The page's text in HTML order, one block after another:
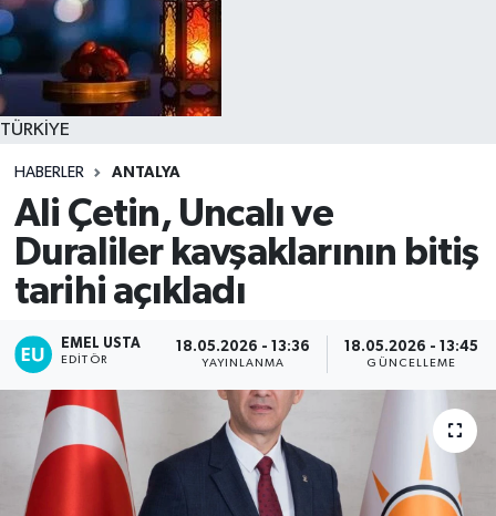
TÜRKİYE
HABERLER ANTALYA
Ali Çetin, Uncalı ve
Duraliler kavşaklarının bitiş
tarihi açıkladı
EMEL USTA
EDITÖR
18.05.2026 - 13:36
YAYINLANMA
18.05.2026 - 13:45
GÜNCELLEME